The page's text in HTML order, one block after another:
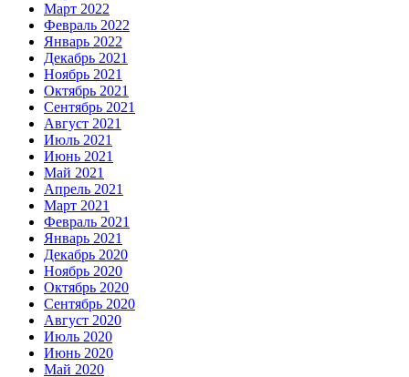
Март 2022
Февраль 2022
Январь 2022
Декабрь 2021
Ноябрь 2021
Октябрь 2021
Сентябрь 2021
Август 2021
Июль 2021
Июнь 2021
Май 2021
Апрель 2021
Март 2021
Февраль 2021
Январь 2021
Декабрь 2020
Ноябрь 2020
Октябрь 2020
Сентябрь 2020
Август 2020
Июль 2020
Июнь 2020
Май 2020